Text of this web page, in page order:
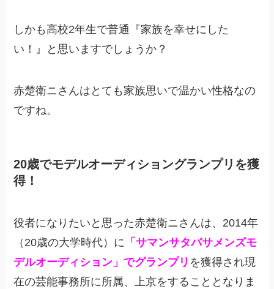
しかも高校2年生で普通『家族を幸せにした
い！』と思いますでしょうか？
赤楚衛ニさんはとても家族思いで温かい性格なの
ですね。
20歳でモデルオーディショングランプリを獲
得！
役者になりたいと思った赤楚衛ニさんは、2014年
（20歳の大学時代）に 「サマンサタバサメンズモ
デルオーディション」でグランプリ を獲得され現
在の芸能事務所に所属、上京をすることとなりま